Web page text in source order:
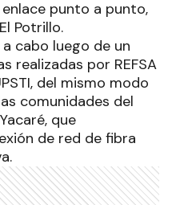
punto a punto,
Potrillo.
cabo luego de un
realizadas por REFSA
del mismo modo
comunidades del
que
de red de fibra